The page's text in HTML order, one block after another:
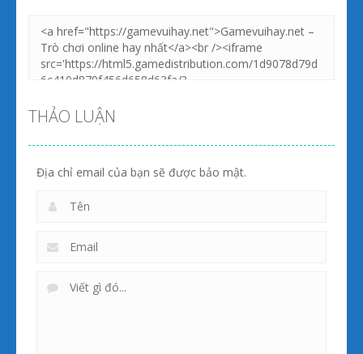
THẢO LUẬN
Địa chỉ email của bạn sẽ được bảo mật.